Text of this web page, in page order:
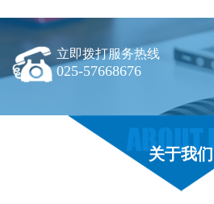
立即拨打服务热线
025-57668676
关于我们